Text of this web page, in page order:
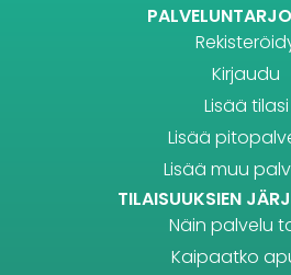
Kirjaudu
Lisää tilasi
Lisää
Lisää muu
TILAISUUKSIEN
Näin palvelu
Kaipaatko